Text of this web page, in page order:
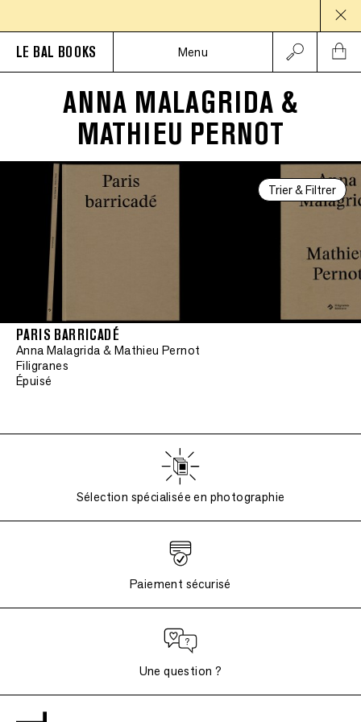
LE BAL BOOKS Menu
ANNA MALAGRIDA &
MATHIEU PERNOT
Trier & Filtrer
PARIS BARRICADÉ
Anna Malagrida & Mathieu Pernot
Filigranes
Épuisé
Sélection spécialisée en photographie
Paiement sécurisé
Une question ?